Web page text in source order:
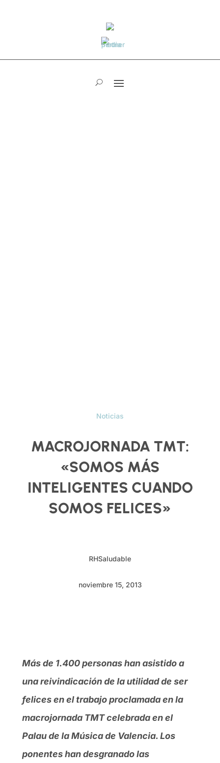
Noticias
MACROJORNADA TMT:
«SOMOS MÁS
INTELIGENTES CUANDO
SOMOS FELICES»
RHSaludable
noviembre 15, 2013
Más de 1.400 personas han asistido a
una reivindicación de la utilidad de ser
felices en el trabajo proclamada en la
macrojornada TMT celebrada en el
Palau de la Música de Valencia. Los
ponentes han desgranado las